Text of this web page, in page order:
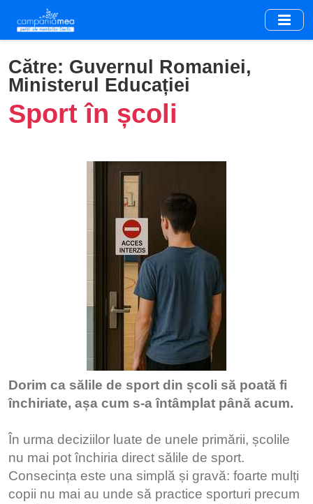
main
content
Către: Guvernul Romaniei,
Ministerul Educației
Sport în școli
Dorim ca sălile de sport din școli să poată fi
închiriate, așa cum s-a întâmplat până acum.
În urma deciziilor luate de unele primării, școlile
nu mai pot închiria direct sălile de sport.
Consecința este una simplă și gravă: foarte mulți
copii nu mai au unde să practice sporturi precum